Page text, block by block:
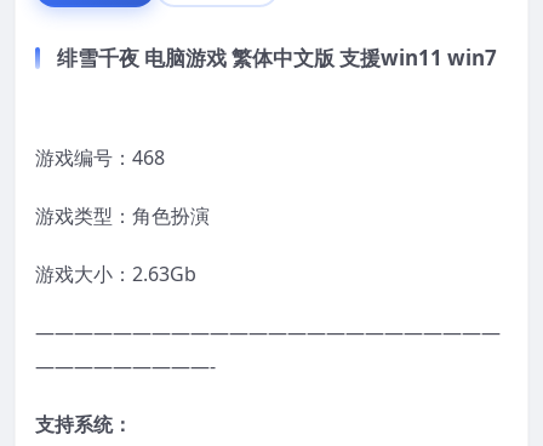
绯雪千夜 电脑游戏 繁体中文版 支援win11 win7
游戏编号：468
游戏类型：角色扮演
游戏大小：2.63Gb
————————————————————————
—————————-
支持系统：